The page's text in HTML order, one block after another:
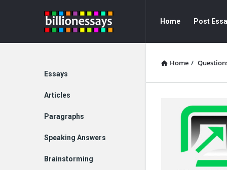
Billion
Essays
Essays
Navigation
Home Post
Home /
Explore
Essays
Articles
Paragraphs
Speaking Answers
Brainstorming